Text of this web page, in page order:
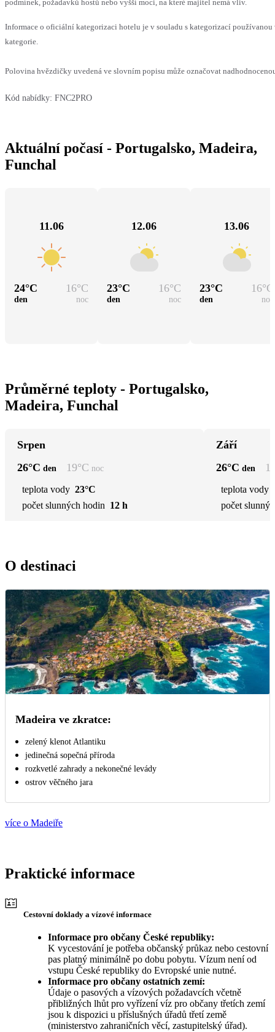
podmínek, požadavků hostů nebo vyšší moci, na které majitel nemá vliv.
Informace o oficiální kategorizaci hotelu je v souladu s kategorizací
kategorie.
Polovina hvězdičky uvedená ve slovním popisu může označovat
Kód nabídky: FNC2PRO
Aktuální počasí - Portugalsko, Madeira,
Funchal
11.06
24°C 16°C
den noc
12.06
23°C 16°C
den noc
13.06
23°C 16°C
den noc
Průměrné teploty - Portugalsko,
Madeira, Funchal
Srpen
26°C den 19°C noc
teplota vody 23°C
počet slunných hodin 12 h
Září
26°C den
teplota vody
počet
O destinaci
Madeira ve zkratce:
zelený klenot Atlantiku
jedinečná sopečná příroda
rozkvetlé zahrady a nekonečné levády
ostrov věčného jara
více o Madeiře
Praktické informace
Cestovní doklady a vízové informace
Informace pro občany České republiky:
K vycestování je potřeba občanský průkaz nebo cestovní
pas platný minimálně po dobu pobytu. Vízum není od
vstupu České republiky do Evropské unie nutné.
Informace pro občany ostatních zemí:
Údaje o pasových a vízových požadavcích včetně
přibližných lhůt pro vyřízení víz pro občany třetích zemí
jsou k dispozici u příslušných úřadů třetí země
(ministerstvo zahraničních věcí, zastupitelský úřad).